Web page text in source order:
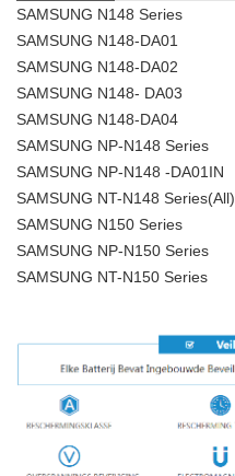
SAMSUNG N148 Series
SAMSUNG N148-DA01
SAMSUNG N148-DA02
SAMSUNG N148- DA03
SAMSUNG N148-DA04
SAMSUNG NP-N148 Series
SAMSUNG NP-N148 -DA01IN
SAMSUNG NT-N148 Series(All)
SAMSUNG N150 Series
SAMSUNG NP-N150 Series
SAMSUNG NT-N150 Series